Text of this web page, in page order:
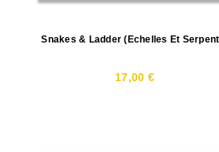
Snakes & Ladder (Echelles Et
17,00 €